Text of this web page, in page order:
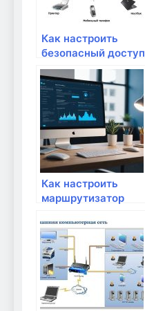
Как настроить
безопасный доступ
к Wi-Fi сети из
интернета
Как настроить
маршрутизатор
несколькими
провайдерами?